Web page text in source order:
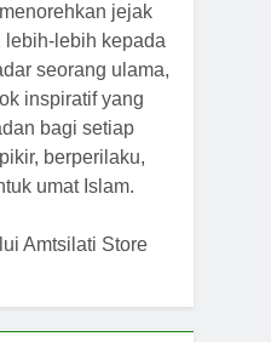
jejak
lebih-lebih kepada
seorang ulama,
inspiratif yang
bagi setiap
berperilaku,
umat Islam.
Amtsilati Store